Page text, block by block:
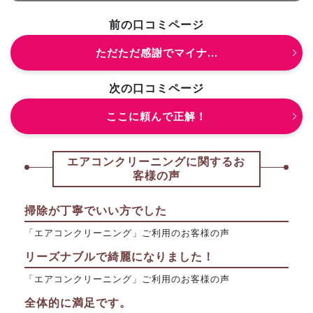
前の口コミページ
ただただ感謝でマイナ...
次の口コミページ
ここに頼んで正解！
エアコンクリーニングに関するお
客様の声
掃除が丁寧でいい方でした
「エアコンクリーニング」ご利用のお客様の声
リーズナブルで綺麗になりました！
「エアコンクリーニング」ご利用のお客様の声
全体的に満足です。